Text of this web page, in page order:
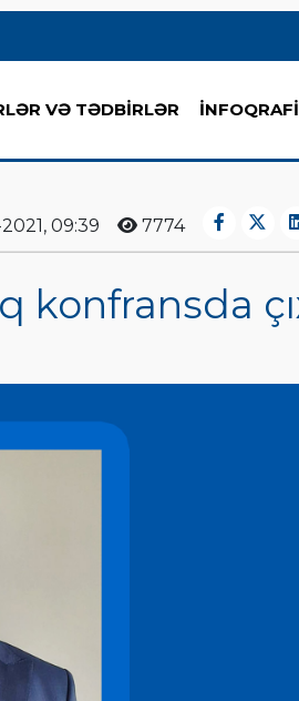
VƏ TƏDBİRLƏR
2021, 09:39 7774